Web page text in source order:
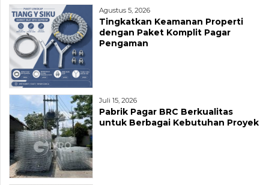
Agustus 5, 2026
Tingkatkan Keamanan Properti
dengan Paket Komplit Pagar
Pengaman
Juli 15, 2026
Pabrik Pagar BRC Berkualitas
untuk Berbagai Kebutuhan Proyek